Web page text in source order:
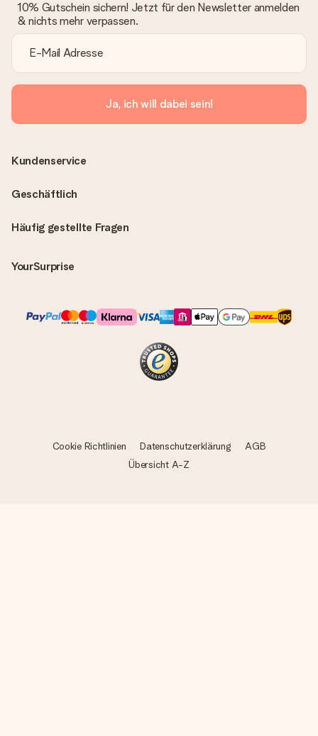
10% Gutschein sichern! Jetzt für den Newsletter anmelden
& nichts mehr verpassen.
Ja, ich will dabei sein!
Häufig gestellte Fragen
YourSurprise
Kundenservice
Geschäftlich
Cookie Richtlinien Datenschutzerklärung
AGB
Übersicht A-Z